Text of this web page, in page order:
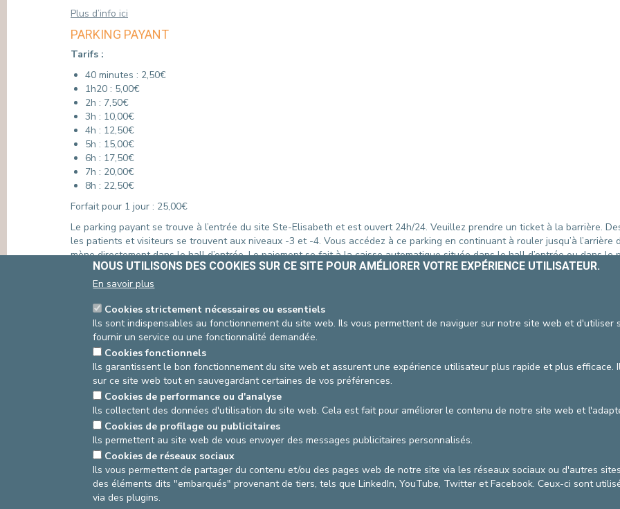
Plus d’info ici
PARKING PAYANT
Tarifs :
40 minutes : 2,50€
1h20 : 5,00€
2h : 7,50€
3h : 10,00€
4h : 12,50€
5h : 15,00€
6h : 17,50€
7h : 20,00€
8h : 22,50€
Forfait pour 1 jour : 25,00€
Le parking payant se trouve à l’entrée du site Ste-Elisabeth et est ouvert 24h/24. Veuillez prendre un ticket à la barrière.
les patients et visiteurs se trouvent aux niveaux -3 et -4. Vous accédez à ce parking en continuant à rouler jusqu’à
mène directement dans le hall d’entrée. Le paiement se fait à la caisse automatique située dans le hall d’entrée ou dans le
du parking, celui-ci est difficilement accessible le lundi et mardi de 11 à 15h.
PERSONNES À MOBILITÉ RÉDUITE (PMR)
Accès aux personnes à mobilité réduiteà chaque entrée.
places de parkingpour les personnes à mobilité réduite se situent à côté des ascenseurs.
chaises roulantessont à votre disposition à la réception de l’hôpital, aux ascenseurs du parking souterrain et aux
20/11/2023
Source
Service Communication Dernière modification
AGRANDIR / RÉDUIRE
asbl Cliniques de l’Europe – Europa Ziekenhuizen vzw
N° d’entreprise : 0432011571
Conditions générales d'utilisation
NOUS UTILISONS DES COOKIES SUR CE SITE POUR AMÉLIORER VOTRE EXPÉRIENCE UTILISATEUR.
En savoir plus
Cookies strictement nécessaires ou essentiels
Ils sont indispensables au fonctionnement du site web. Ils vous permettent de naviguer sur notre site web et
fournir un service ou une fonctionnalité demandée.
Cookies fonctionnels
Ils garantissent le bon fonctionnement du site web et assurent une expérience utilisateur plus rapide et plus efficace.
sur ce site web tout en sauvegardant certaines de vos préférences.
Cookies de performance ou d'analyse
Ils collectent des données d'utilisation du site web. Cela est fait pour améliorer le contenu de notre site web et
Cookies de profilage ou publicitaires
Ils permettent au site web de vous envoyer des messages publicitaires personnalisés.
Cookies de réseaux sociaux
Ils vous permettent de partager du contenu et/ou des pages web de notre site via les réseaux sociaux ou d'autres
des éléments dits "embarqués" provenant de tiers, tels que LinkedIn, YouTube, Twitter et Facebook. Ceux-ci sont
via des plugins.